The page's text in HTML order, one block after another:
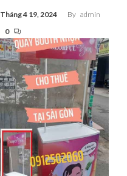
Tháng 4 19, 2024 By admin
0